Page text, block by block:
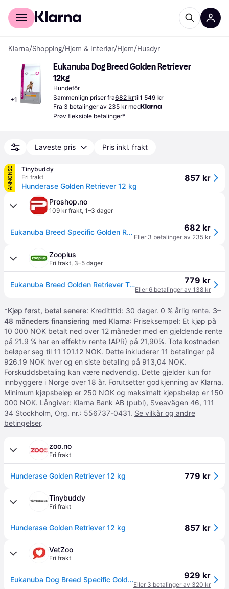
For kunder
Klarna/Shopping/Hjem & Interiør/Hjem/Husdyr
+1
Eukanuba Dog Breed Golden Retriever
12kg
Hundefôr
Sammenlign priser fra682 krtil1 549 kr
Fra 3 betalinger av 235 kr med
Prøv fleksible betalinger*
Laveste pris Pris inkl. frakt
ANNONSE
Tinybuddy
Fri frakt
Hunderase Golden Retriever 12 kg
857 kr
Proshop.no
109 kr frakt, 1–3 dager
Eukanuba Breed Specific Golden Retriever Adult 12kg 682 kr
Eller 3 betalinger av 235 kr
Zooplus
Fri frakt, 3–5 dager
Eukanuba Breed Golden Retriever Tørrfôr - 12 kg 779 kr
Eller 6 betalinger av 138 kr
*Kjøp først, betal senere: Kreditttid: 30 dager. 0 % årlig rente. 3–
48 måneders finansiering med Klarna: Priseksempel: Et kjøp på
10 000 NOK betalt ned over 12 måneder med en gjeldende rente
på 21.9 % har en effektiv rente (APR) på 21,90%. Totalkostnaden
beløper seg til 11 101.12 NOK. Dette inkluderer 11 betalinger på
926.19 NOK hver og en siste betaling på 913,04 NOK.
Forskuddsbetaling kan være nødvendig. Dette gjelder kun for
innbyggere i Norge over 18 år. Forutsetter godkjenning av Klarna.
Minimum kjøpsbeløp er 250 NOK og maksimalt kjøpsbeløp er 150
000 NOK. Långiver: Klarna Bank AB (publ), Sveavägen 46, 111
34 Stockholm, Org. nr.: 556737-0431. Se vilkår og andre
betingelser.
zoo.no
Fri frakt
Hunderase Golden Retriever 12 kg 779 kr
Tinybuddy
Fri frakt
Hunderase Golden Retriever 12 kg 857 kr
VetZoo
Fri frakt
Eukanuba Dog Breed Specific Golden Retriever (12 kg) 929 kr
Eller 3 betalinger av 320 kr